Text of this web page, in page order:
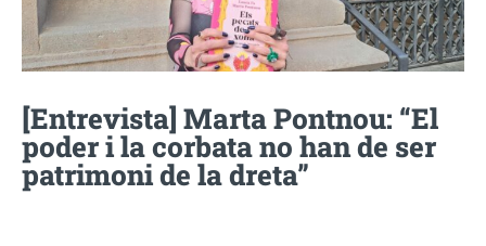
[Entrevista] Marta Pontnou: “El
poder i la corbata no han de ser
patrimoni de la dreta”